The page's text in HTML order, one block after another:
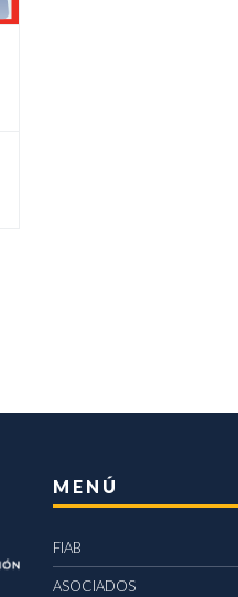
MENÚ
FIAB
ASOCIADOS